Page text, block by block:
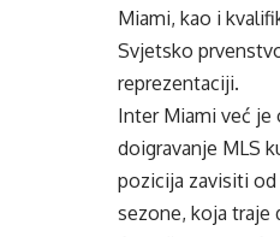
Miami, kao i
Svjetsko
reprezentaciji.
Inter Miami već je
doigravanje MLS
pozicija zavisiti od
sezone, koja traje